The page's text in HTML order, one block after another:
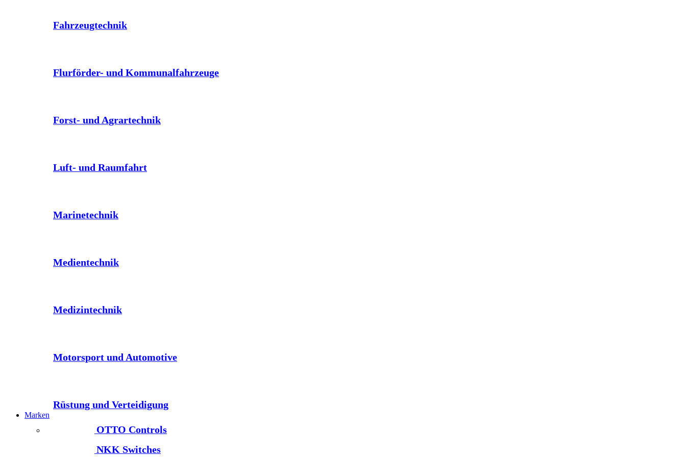
Fahrzeugtechnik
Flurförder- und Kommunalfahrzeuge
Forst- und Agrartechnik
Luft- und Raumfahrt
Marinetechnik
Medientechnik
Medizintechnik
Motorsport und Automotive
Rüstung und Verteidigung
Marken
OTTO Controls
NKK Switches